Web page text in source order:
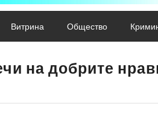
Витрина Общество
на добрите